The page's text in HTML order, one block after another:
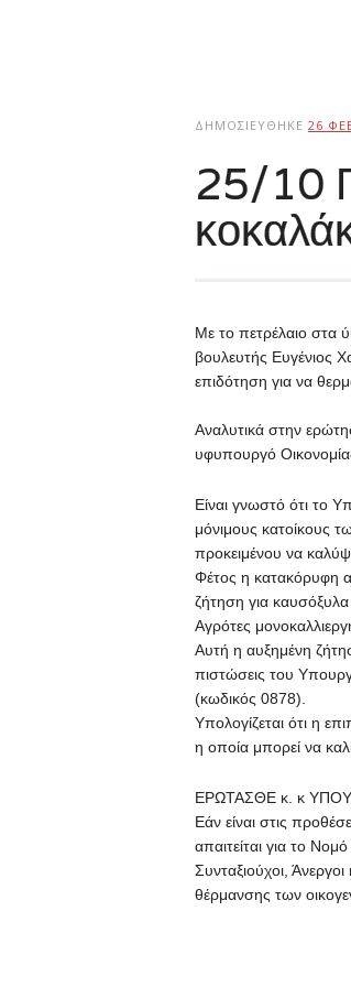
ΔΗΜΟΣΙΕΎΘΗΚΕ 26
25/10
Με το πετρέλαιο στα
βουλευτής Ευγένιος
επιδότηση για να
Αναλυτικά στην
υφυπουργό
Είναι γνωστό ότι το
μόνιμους κατοίκους
προκειμένου να
Φέτος η κατακόρυφη
ζήτηση για
Αγρότες
Αυτή η αυξημένη
πιστώσεις του
(κωδικός 0878).
Υπολογίζεται ότι η
η οποία μπορεί να
ΕΡΩΤΑΣΘΕ κ. κ
Εάν είναι στις
απαιτείται για το
Συνταξιούχοι,
θέρμανσης των